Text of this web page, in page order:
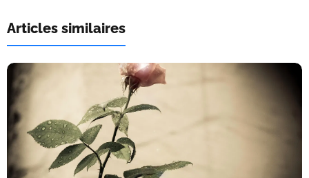
Articles similaires